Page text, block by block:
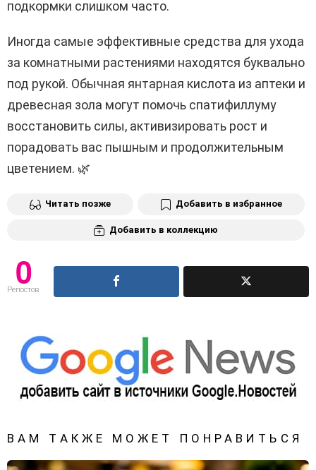
подкормки слишком часто.
Иногда самые эффективные средства для ухода
за комнатными растениями находятся буквально
под рукой. Обычная янтарная кислота из аптеки и
древесная зола могут помочь спатифиллуму
восстановить силы, активизировать рост и
порадовать вас пышным и продолжительным
цветением. 🌿
Читать позже Добавить в избранное
Добавить в коллекцию
0
Репостов
ВАМ ТАКЖЕ МОЖЕТ ПОНРАВИТЬСЯ